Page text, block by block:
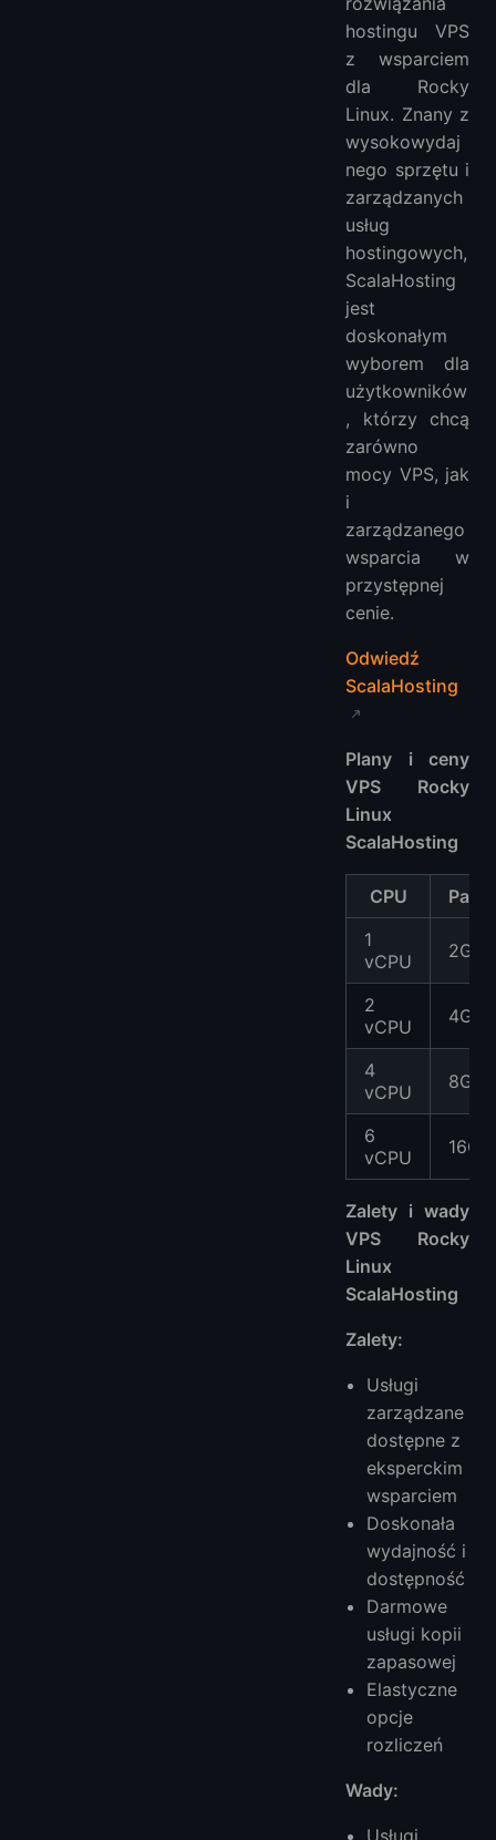
hostingu VPS
z wsparciem
dla Rocky
Linux. Znany z
wysokowydaj
nego sprzętu i
zarządzanych
usług
hostingowych,
ScalaHosting
jest
doskonałym
wyborem dla
użytkowników
, którzy chcą
zarówno
mocy VPS, jak
i
zarządzanego
wsparcia w
przystępnej
cenie.
Odwiedź
ScalaHosting
Plany i ceny
VPS Rocky
Linux
ScalaHosting
CPU
1
vCPU
2GB
2
vCPU
4GB
4
vCPU
8GB
6
vCPU
16GB
Zalety i wady
VPS Rocky
Linux
ScalaHosting
Zalety:
Usługi
zarządzane
dostępne z
eksperckim
wsparciem
Doskonała
wydajność i
dostępność
Darmowe
usługi kopii
zapasowej
Elastyczne
opcje
rozliczeń
Wady:
Usługi